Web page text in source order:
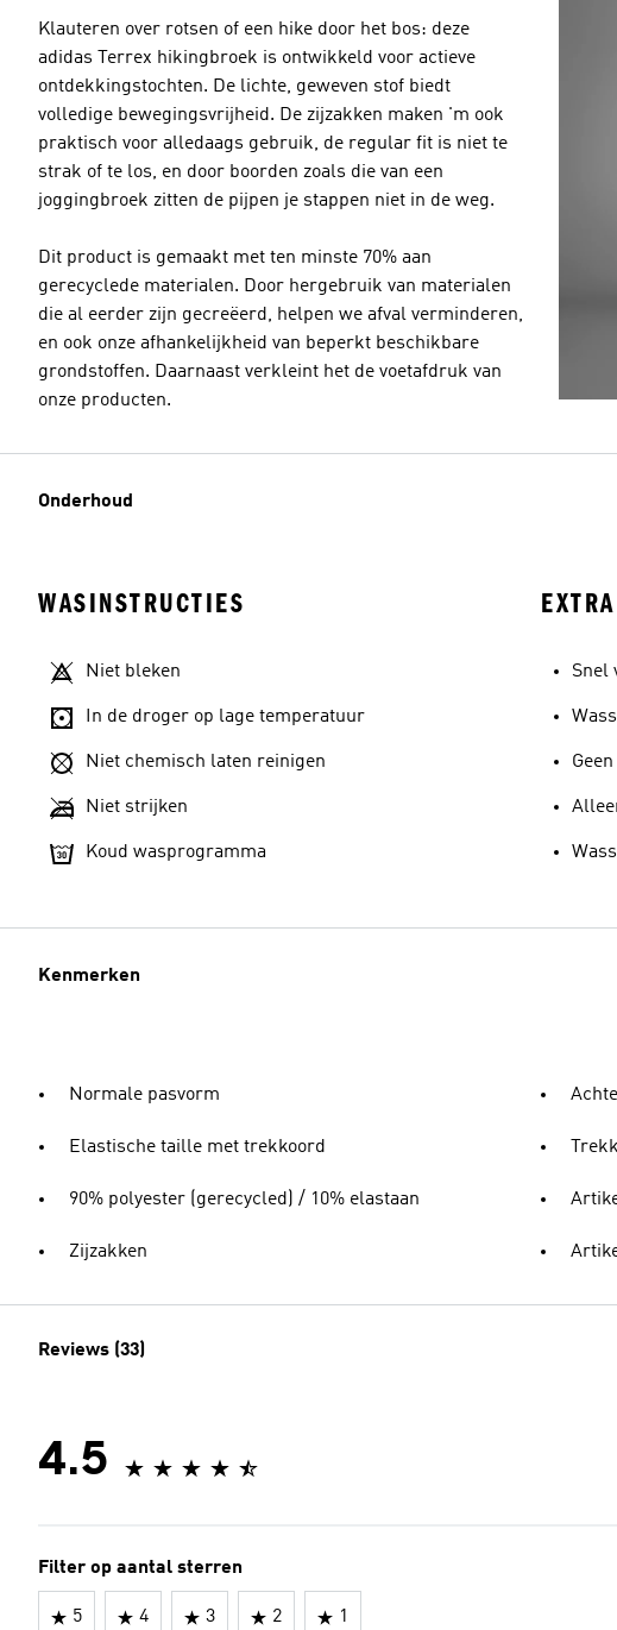
Klauteren over rotsen of een hike door het bos: deze
adidas Terrex hikingbroek is ontwikkeld voor actieve
ontdekkingstochten. De lichte, geweven stof biedt
volledige bewegingsvrijheid. De zijzakken maken 'm ook
praktisch voor alledaags gebruik, de regular fit is niet te
strak of te los, en door boorden zoals die van een
joggingbroek zitten de pijpen je stappen niet in de weg.
Dit product is gemaakt met ten minste 70% aan
gerecyclede materialen. Door hergebruik van materialen
die al eerder zijn gecreëerd, helpen we afval verminderen,
en ook onze afhankelijkheid van beperkt beschikbare
grondstoffen. Daarnaast verkleint het de voetafdruk van
onze producten.
Onderhoud
WASINSTRUCTIES
Niet bleken
In de droger op lage temperatuur
Niet chemisch laten reinigen
Niet strijken
Koud wasprogramma
Snel
Kenmerken
Normale pasvorm
Elastische taille met trekkoord
90% polyester (gerecycled) / 10% elastaan
Zijzakken
Reviews (33)
4.5
Filter op aantal sterren
5 4 3 2 1